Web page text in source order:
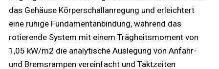
das Gehäuse Körperschallanregung und erleichtert
eine ruhige Fundamentanbindung, während das
rotierende System mit einem Trägheitsmoment von
1,05 kW/m2 die analytische Auslegung von Anfahr-
und Bremsrampen vereinfacht und Taktzeiten